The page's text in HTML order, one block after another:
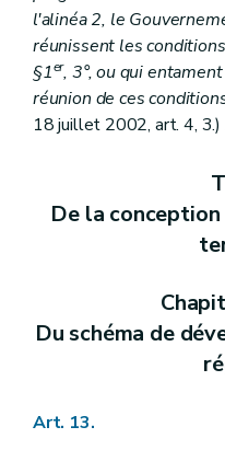
Art. 277 et
Chapitre VIbis
Art. 279
Art. 280
Art. 281
Art. 282
Art. 283/3
Art. 283/4
De la
Art. 284
Art. 285
Art. 286
Du
l'alinéa 2, le
réunissent les
§1er, 3°, ou qui
réunion de ces
18 juillet 2002, art. 4, 3.)
De la
Du schéma de
Art. 13.